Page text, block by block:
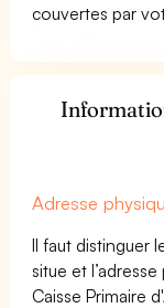
couvertes par
Adresse
Il faut distinguer
situe et
Caisse Primaire